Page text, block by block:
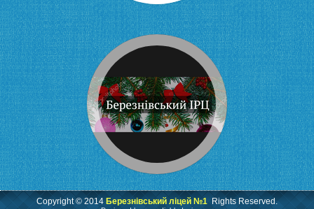
Copyright © 2014 Березнівський ліцей №1 Rights Reserved.